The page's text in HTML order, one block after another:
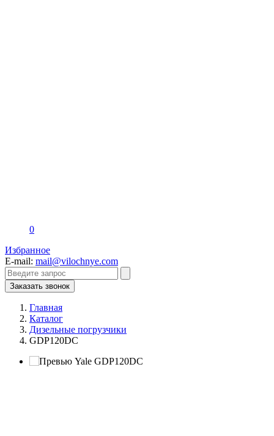
0
Избранное
E-mail: mail@vilochnye.com
Заказать звонок
Главная
Каталог
Дизельные погрузчики
GDP120DC